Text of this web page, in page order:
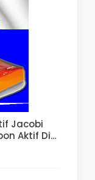
Jacobi
Aktif Di